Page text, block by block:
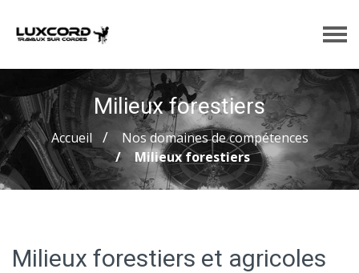
Milieux forestiers
Accueil
Nos domaines de compétences
Milieux forestiers
​​​​​​​Milieux forestiers et agricoles